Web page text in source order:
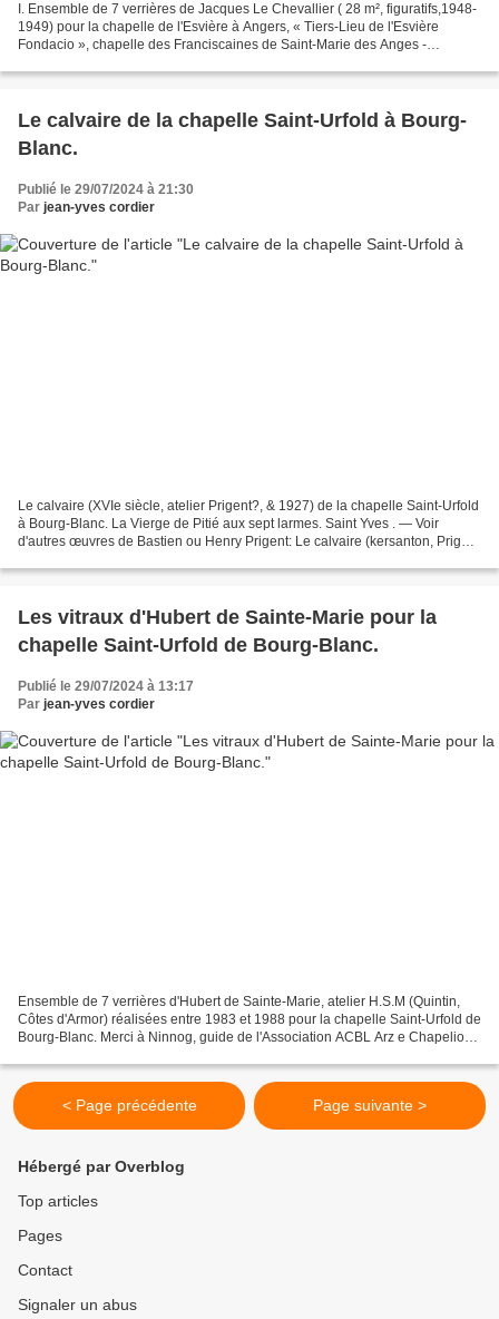
I. Ensemble de 7 verrières de Jacques Le Chevallier ( 28 m², figuratifs,1948-
1949) pour la chapelle de l'Esvière à Angers, « Tiers-Lieu de l'Esvière
Fondacio », chapelle des Franciscaines de Saint-Marie des Anges -
Le calvaire de la chapelle Saint-Urfold à Bourg-
Blanc.
Publié le 29/07/2024 à 21:30
Par jean-yves cordier
Le calvaire (XVIe siècle, atelier Prigent?, & 1927) de la chapelle Saint-Urfold
à Bourg-Blanc. La Vierge de Pitié aux sept larmes. Saint Yves . — Voir
d'autres œuvres de Bastien ou Henry Prigent: Le calvaire (kersanton, Prigent
Les vitraux d'Hubert de Sainte-Marie pour la
chapelle Saint-Urfold de Bourg-Blanc.
Publié le 29/07/2024 à 13:17
Par jean-yves cordier
Ensemble de 7 verrières d'Hubert de Sainte-Marie, atelier H.S.M (Quintin,
Côtes d'Armor) réalisées entre 1983 et 1988 pour la chapelle Saint-Urfold de
Bourg-Blanc. Merci à Ninnog, guide de l'Association ACBL Arz e Chapelioù
< Page précédente Page suivante >
Hébergé par Overblog
Top articles
Pages
Contact
Signaler un abus